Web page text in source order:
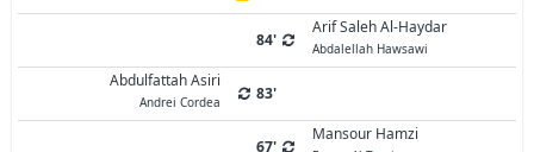
84'
Arif Saleh Al-Haydar
Abdalellah Hawsawi
Abdulfattah Asiri
Andrei Cordea 83'
67'
Mansour Hamzi